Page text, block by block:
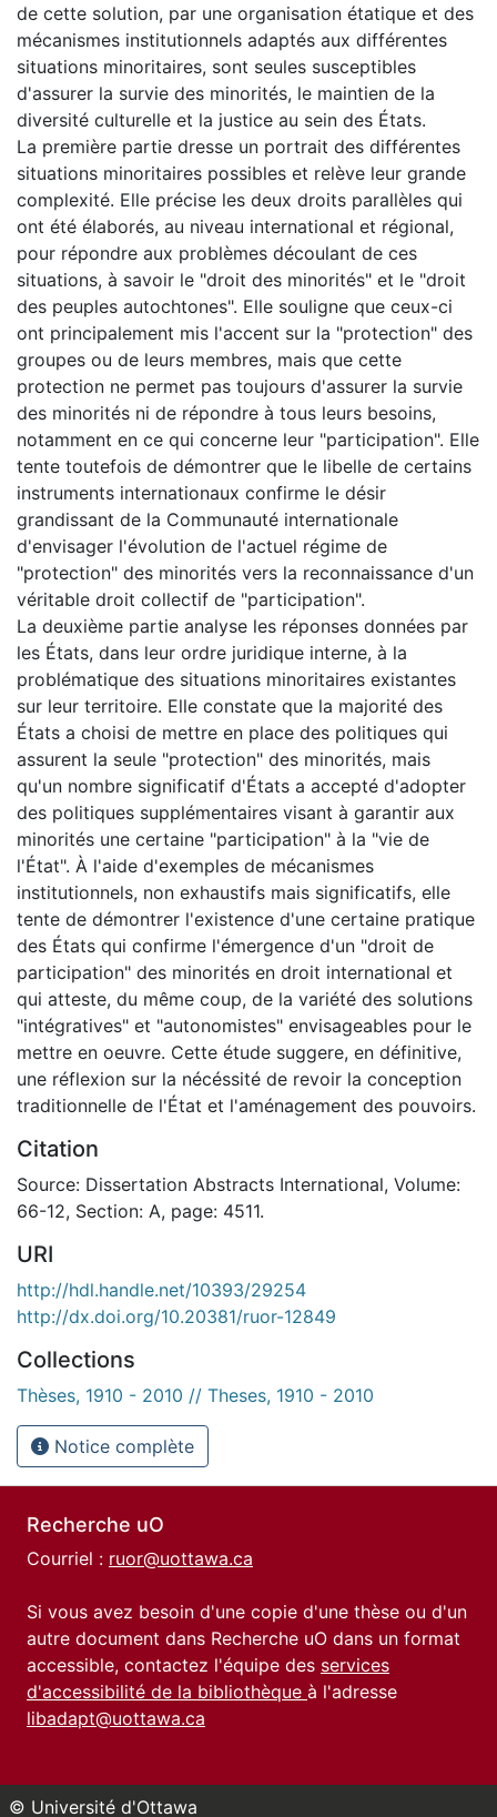
de cette solution, par une organisation étatique et des
mécanismes institutionnels adaptés aux différentes
situations minoritaires, sont seules susceptibles
d'assurer la survie des minorités, le maintien de la
diversité culturelle et la justice au sein des États.
La première partie dresse un portrait des différentes
situations minoritaires possibles et relève leur grande
complexité. Elle précise les deux droits parallèles qui
ont été élaborés, au niveau international et régional,
pour répondre aux problèmes découlant de ces
situations, à savoir le "droit des minorités" et le "droit
des peuples autochtones". Elle souligne que ceux-ci
ont principalement mis l'accent sur la "protection" des
groupes ou de leurs membres, mais que cette
protection ne permet pas toujours d'assurer la survie
des minorités ni de répondre à tous leurs besoins,
notamment en ce qui concerne leur "participation". Elle
tente toutefois de démontrer que le libelle de certains
instruments internationaux confirme le désir
grandissant de la Communauté internationale
d'envisager l'évolution de l'actuel régime de
"protection" des minorités vers la reconnaissance d'un
véritable droit collectif de "participation".
La deuxième partie analyse les réponses données par
les États, dans leur ordre juridique interne, à la
problématique des situations minoritaires existantes
sur leur territoire. Elle constate que la majorité des
États a choisi de mettre en place des politiques qui
assurent la seule "protection" des minorités, mais
qu'un nombre significatif d'États a accepté d'adopter
des politiques supplémentaires visant à garantir aux
minorités une certaine "participation" à la "vie de
l'État". À l'aide d'exemples de mécanismes
institutionnels, non exhaustifs mais significatifs, elle
tente de démontrer l'existence d'une certaine pratique
des États qui confirme l'émergence d'un "droit de
participation" des minorités en droit international et
qui atteste, du même coup, de la variété des solutions
"intégratives" et "autonomistes" envisageables pour le
mettre en oeuvre. Cette étude suggere, en définitive,
une réflexion sur la nécéssité de revoir la conception
traditionnelle de l'État et l'aménagement des pouvoirs.
Citation
Source: Dissertation Abstracts International, Volume:
66-12, Section: A, page: 4511.
URI
http://hdl.handle.net/10393/29254
http://dx.doi.org/10.20381/ruor-12849
Collections
Thèses, 1910 - 2010 // Theses, 1910 - 2010
Notice complète
Recherche uO
Courriel : ruor@uottawa.ca
Si vous avez besoin d'une copie d'une thèse ou d'un
autre document dans Recherche uO dans un format
accessible, contactez l'équipe des services
d'accessibilité de la bibliothèque à l'adresse
libadapt@uottawa.ca
© Université d'Ottawa